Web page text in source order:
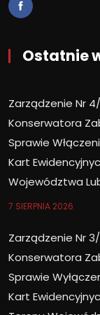
Ostatnie
Zarządzenie Nr
Konserwatora
Sprawie
Kart
Województwa
7 SIERPNIA 2026
Zarządzenie Nr
Konserwatora
Sprawie
Kart